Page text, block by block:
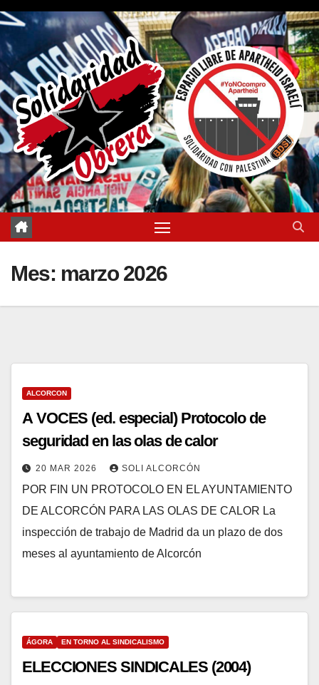
Saltar
contenido
Mes: marzo 2026
ALCORCON
A VOCES (ed. especial) Protocolo de
seguridad en las olas de calor
20 MAR 2026 SOLI ALCORCÓN
POR FIN UN PROTOCOLO EN EL AYUNTAMIENTO
DE ALCORCÓN PARA LAS OLAS DE CALOR La
inspección de trabajo de Madrid da un plazo de dos
meses al ayuntamiento de Alcorcón
ÁGORA EN TORNO AL SINDICALISMO
ELECCIONES SINDICALES (2004)